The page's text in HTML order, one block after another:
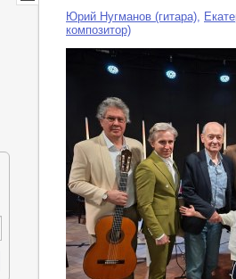
Юрий Нугманов (гитара)
композитор)
LiveJournal